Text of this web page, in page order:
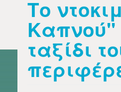
Το
Καπνού"
ταξίδι